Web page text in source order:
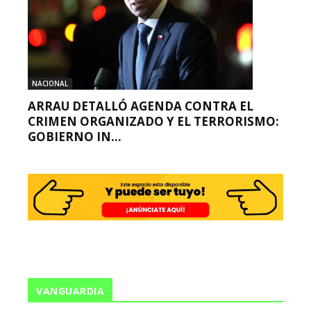
NACIONAL
ARRAU DETALLÓ AGENDA CONTRA EL
CRIMEN ORGANIZADO Y EL TERRORISMO:
GOBIERNO IN...
VANGUARDIA